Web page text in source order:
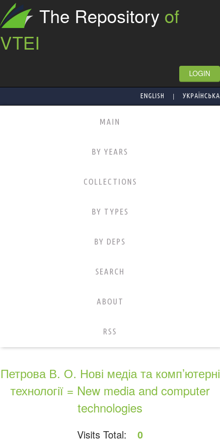
The Repository of
VTEI
LOGIN
ENGLISH | УКРАЇНСЬКА
MAIN
BY YEARS
COLLECTIONS
BY TYPES
BY DEPS
SEARCH
ABOUT
RSS
Петрова В. О. Нові медіа та комп’ютерні
технології = New media and computer
technologies
Visits Total: 0